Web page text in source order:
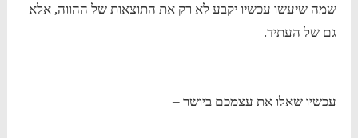
שמה שיעשו עכשיו יקבע לא רק את התוצאות של ההווה, אלא
גם של העתיד.
עכשיו שאלו את עצמכם ביושר –